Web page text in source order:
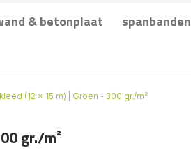
& betonplaat spanbanden
(12 x 15 m) | Groen - 300 gr./m²
gr./m²